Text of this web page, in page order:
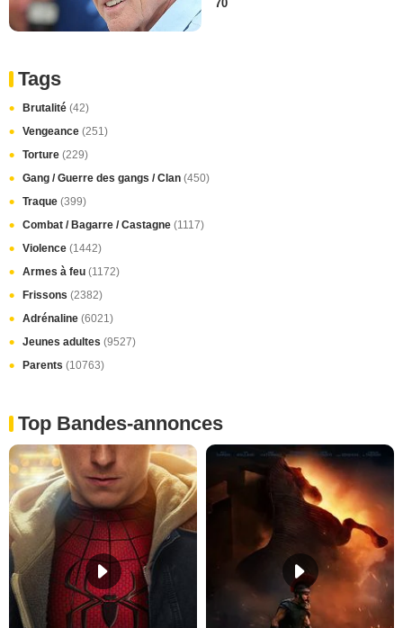
70
Tags
Brutalité (42)
Vengeance (251)
Torture (229)
Gang / Guerre des gangs / Clan (450)
Traque (399)
Combat / Bagarre / Castagne (1117)
Violence (1442)
Armes à feu (1172)
Frissons (2382)
Adrénaline (6021)
Jeunes adultes (9527)
Parents (10763)
Top Bandes-annonces